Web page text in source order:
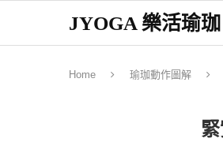
JYOGA 樂活瑜珈
Home 瑜珈動作圖解